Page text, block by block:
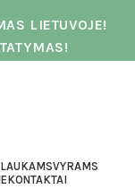
LIETUVOJE!
VYRAMS
KONTAKTAI